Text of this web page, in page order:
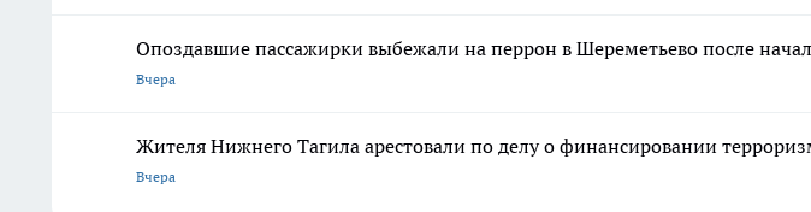
Опоздавшие пассажирки выбежали на перрон в Шереметьево после
Вчера
Жителя Нижнего Тагила арестовали по делу о финансировании
Вчера